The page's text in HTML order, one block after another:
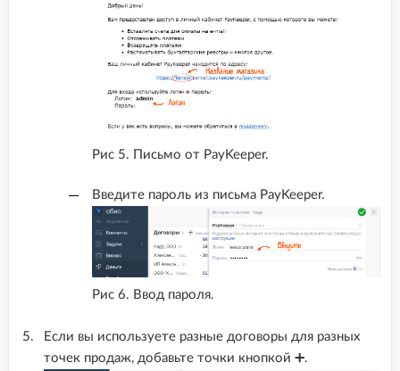
Биллинг InstantCMS 2.14
Интеграция с платформой СБИС
МойСклад
Платформа ABCP
Документация API
Возможности и примеры
использования
Онлайн касса 54-ФЗ
Рис 5. Письмо от PayKeeper.
Введите пароль из письма PayKeeper.
Рис 6. Ввод пароля.
Если вы используете разные договоры для разных
точек продаж, добавьте точки кнопкой ➕.